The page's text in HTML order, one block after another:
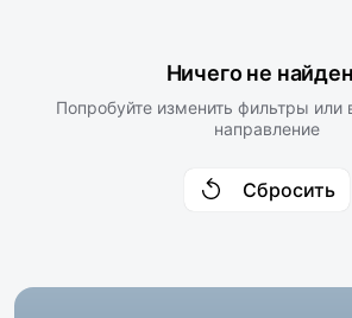
Ничего не
Попробуйте изменить фильтры или
направление
Сбросить